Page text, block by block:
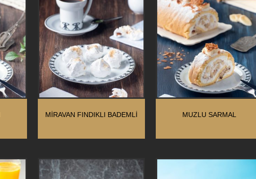
MIRAVAN FINDIKLI BADEMLI MUZLU SARMAL